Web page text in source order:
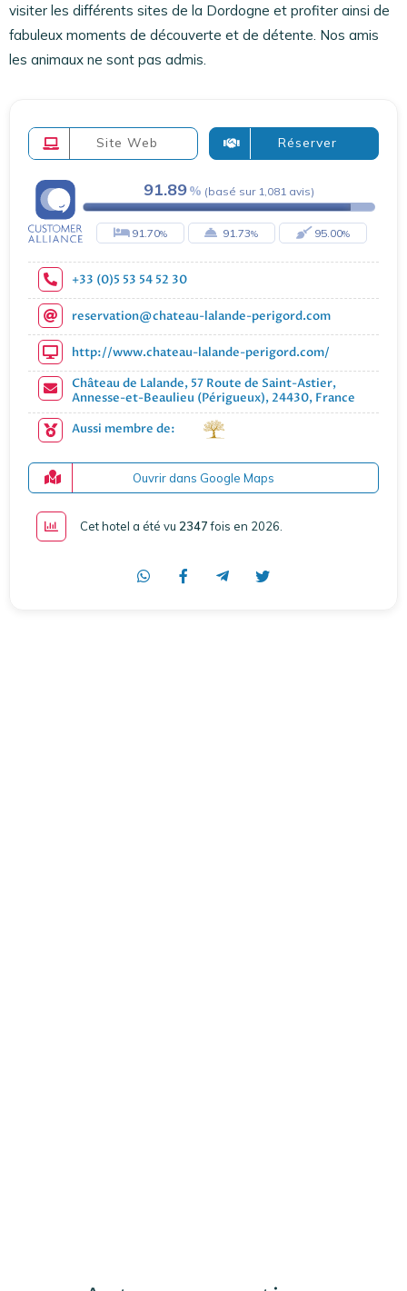
visiter les différents sites de la Dordogne et profiter ainsi de
fabuleux moments de découverte et de détente. Nos amis
les animaux ne sont pas admis.
Site Web Réserver
91.89 (basé sur 1,081 avis)
91.70 91.73 95.00
+33 (0)5 53 54 52 30
reservation@chateau-lalande-perigord.com
http://www.chateau-lalande-perigord.com/
Château de Lalande, 57 Route de Saint-Astier,
Annesse-et-Beaulieu (Périgueux), 24430, France
Aussi membre de:
Ouvrir dans Google Maps
Cet hotel a été vu 2347fois en 2026